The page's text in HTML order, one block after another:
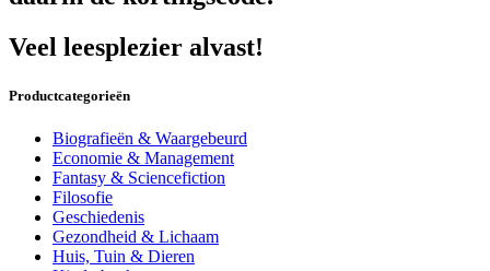
Veel leesplezier alvast!
Productcategorieën
Biografieën & Waargebeurd
Economie & Management
Fantasy & Sciencefiction
Filosofie
Geschiedenis
Gezondheid & Lichaam
Huis, Tuin & Dieren